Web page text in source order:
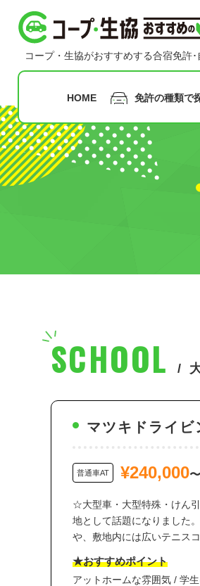
コープ・生協おすすめの合宿免許
コープ・生協がおすすめする合宿免許
HOME 免許の種類で
四国
SCHOOL
マツキドライビ
普通車AT ¥240,000
☆大型車・大型特殊・けん
地として話題になりました
や、敷地内には広いテニス
★おすすめポイント
アットホームな雰囲気 / 学